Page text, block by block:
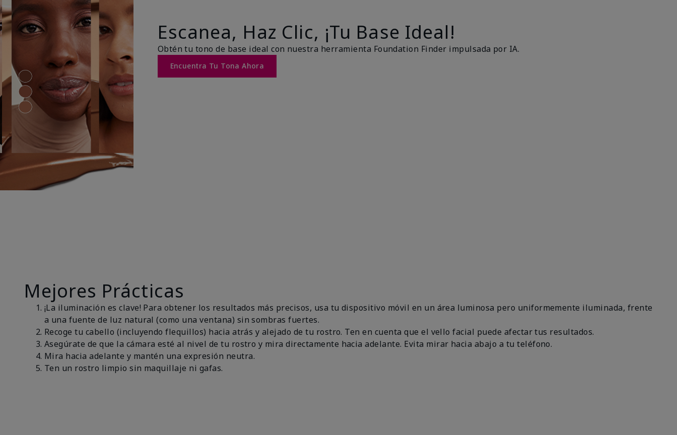
Escanea, Haz Clic, ¡Tu Base Ideal!
Obtén tu tono de base ideal con nuestra herramienta Foundation Finder impulsada por IA.
Encuentra Tu Tona Ahora
Mejores Prácticas
¡La iluminación es clave! Para obtener los resultados más precisos, usa tu dispositivo móvil en un área luminosa pero uniformemente iluminada, frente
a una fuente de luz natural (como una ventana) sin sombras fuertes.
Recoge tu cabello (incluyendo flequillos) hacia atrás y alejado de tu rostro. Ten en cuenta que el vello facial puede afectar tus resultados.
Asegúrate de que la cámara esté al nivel de tu rostro y mira directamente hacia adelante. Evita mirar hacia abajo a tu teléfono.
Mira hacia adelante y mantén una expresión neutra.
Ten un rostro limpio sin maquillaje ni gafas.